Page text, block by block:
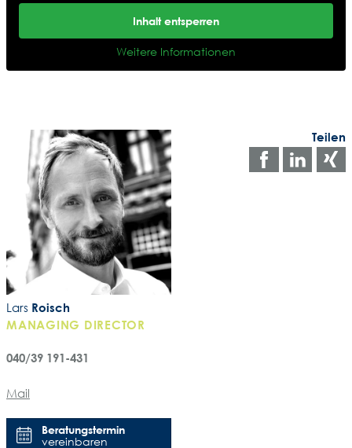
Inhalt entsperren
Weitere Informationen
Lars Roisch
MANAGING DIRECTOR
040/39 191-431
Mail
Beratungstermin
vereinbaren
Teilen
Auf
Auf